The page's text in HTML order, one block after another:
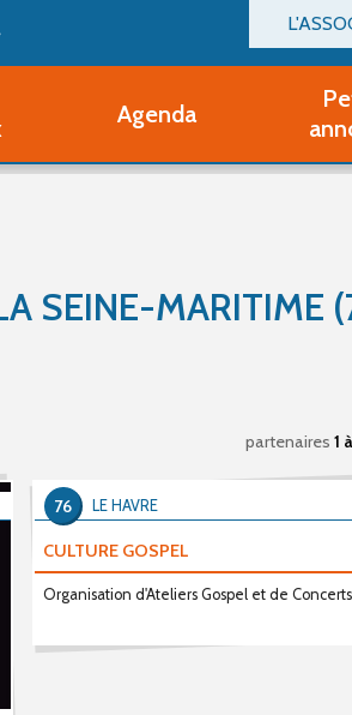
Devenir
Devenir
Ouvrir un
Agenda
SEINE-MARITIME
partenaires 1
CULTURE GOSPEL
Organisation d'Ateliers Gospel et de Concerts
LE HAVRE
76